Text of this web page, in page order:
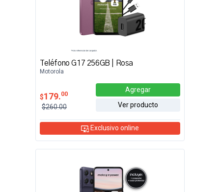
Teléfono G17 256GB | Rosa
Motorola
$179.00
$260.00
Agregar
Ver producto
Exclusivo online